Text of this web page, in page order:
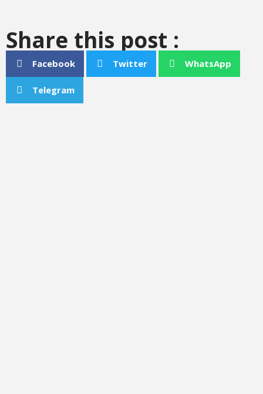
Share this post :
Facebook Twitter WhatsApp
Telegram